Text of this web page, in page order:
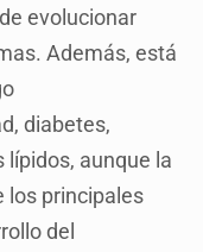
evolucionar
Además, está
diabetes,
lípidos, aunque la
los principales
del